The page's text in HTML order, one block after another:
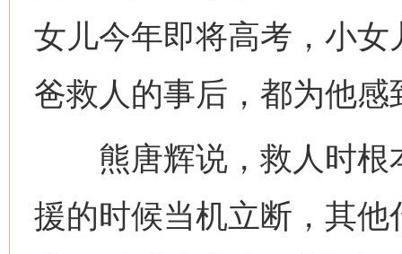
女儿今年即将高考，小
爸救人的事后，都为他感
熊唐辉说，救人时根
援的时候当机立断，其